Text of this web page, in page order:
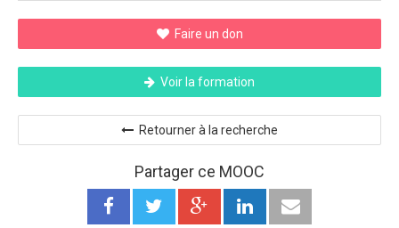
Faire un don
Voir la formation
Retourner à la recherche
Partager ce MOOC